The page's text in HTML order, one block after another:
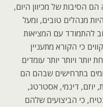
הסיבות של מכיוון היום,
מנהלים טובים, ומעל
להתמודד עם המציאות
כי הקורא מתעניין
ויותר יותר עומדים
בתרחישים שבהם הם
יוזם, דינמי, אסטרטג,
כי הביצועים שלהם